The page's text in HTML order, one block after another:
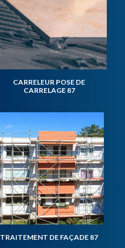
CARRELEUR POSE DE
CARRELAGE 87
TRAITEMENT DE FAÇADE 87